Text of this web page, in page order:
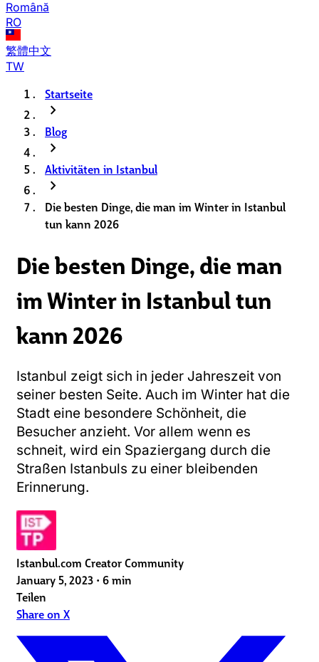
Română
RO
繁體中文
TW
Startseite
chevron_right
Blog
chevron_right
Aktivitäten in Istanbul
chevron_right
Die besten Dinge, die man im Winter in Istanbul
tun kann 2026
Die besten Dinge, die man
im Winter in Istanbul tun
kann 2026
Istanbul zeigt sich in jeder Jahreszeit von
seiner besten Seite. Auch im Winter hat die
Stadt eine besondere Schönheit, die
Besucher anzieht. Vor allem wenn es
schneit, wird ein Spaziergang durch die
Straßen Istanbuls zu einer bleibenden
Erinnerung.
Istanbul.com Creator Community
January 5, 2023 • 6 min
Teilen
Share on X